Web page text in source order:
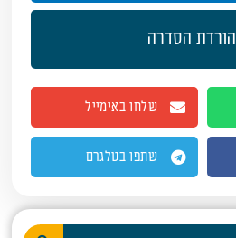
הורדת הסדרה
שלחו באימייל
שתפו בטלגרם